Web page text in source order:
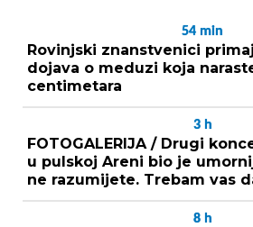
54 min
Rovinjski znanstvenici
dojava o meduzi koja
centimetara
3 h
FOTOGALERIJA / Drugi
u pulskoj Areni bio je
ne razumijete. Trebam vas
8 h